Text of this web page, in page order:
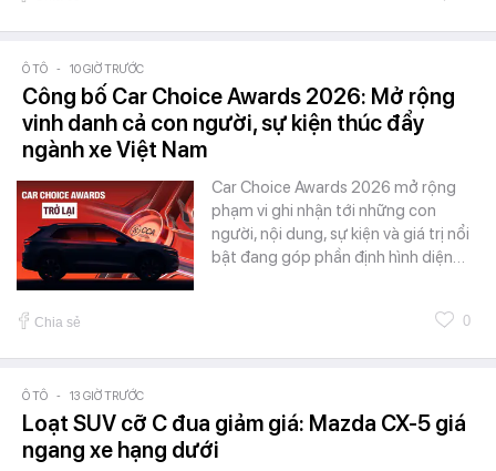
Ô TÔ - 10 GIỜ TRƯỚC
Công bố Car Choice Awards 2026: Mở rộng
vinh danh cả con người, sự kiện thúc đẩy
ngành xe Việt Nam
Car Choice Awards 2026 mở rộng
phạm vi ghi nhận tới những con
người, nội dung, sự kiện và giá trị nổi
bật đang góp phần định hình diện…
Chia sẻ 0
Ô TÔ - 13 GIỜ TRƯỚC
Loạt SUV cỡ C đua giảm giá: Mazda CX-5 giá
ngang xe hạng dưới